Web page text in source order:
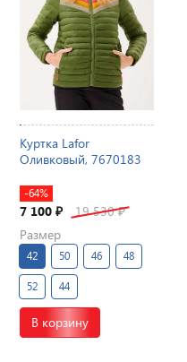
Куртка Lafor
Оливковый, 7670183
-64%
7 100 ₽ 19 530₽
Размер
42 50 46 48
52 44
В корзину